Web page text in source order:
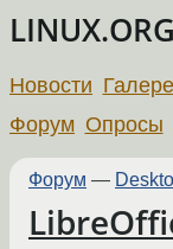
Новости
Форум Опросы
Форум —